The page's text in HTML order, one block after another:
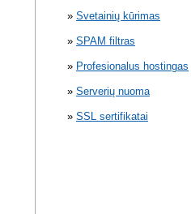
Svetainių kūrimas
SPAM filtras
Profesionalus hostingas
Serverių nuoma
SSL sertifikatai